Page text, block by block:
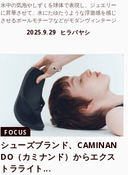
水中の気泡やしずくを球体で表現し、ジュエリー
に昇華させて、水にたゆたうような浮遊感を感じ
させるボールモチーフなどがモダンヴィンテージ
2025.9.29 ヒラバヤシ
FOCUS
シューズブランド、CAMINAN
DO（カミナンド）からエクス
トラライト...